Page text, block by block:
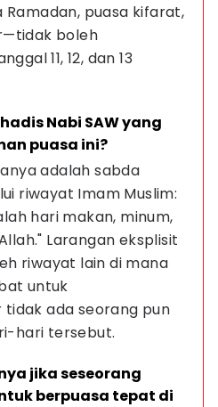
Ramadan, puasa kifarat,
boleh
11, 12, dan 13
Nabi SAW yang
puasa ini?
adalah sabda
riwayat Imam Muslim:
hari makan, minum,
Larangan eksplisit
riwayat lain di mana
untuk
ada seorang pun
hari tersebut.
jika seseorang
berpuasa tepat di